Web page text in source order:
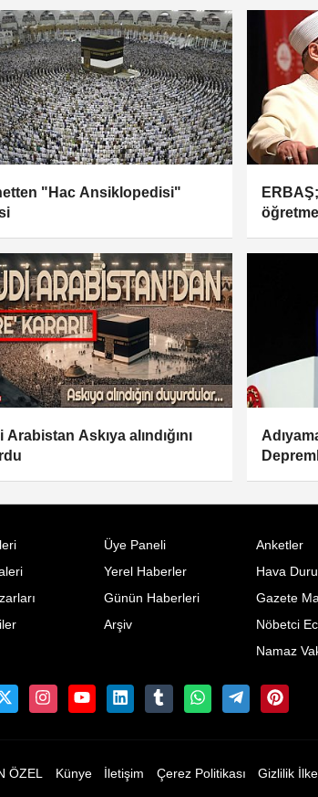
"Hac Ansiklopedisi"
Askıya alındığını
Üye Paneli
Yerel Haberler
Günün Haberleri
Arşiv
Anketler
Hava
Gazete
Nöbetci
Namaz
ÖZEL Künye İletişim Çerez Politikası Gizlilik